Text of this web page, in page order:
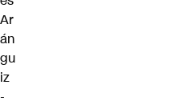
Ar
án
gu
iz
-